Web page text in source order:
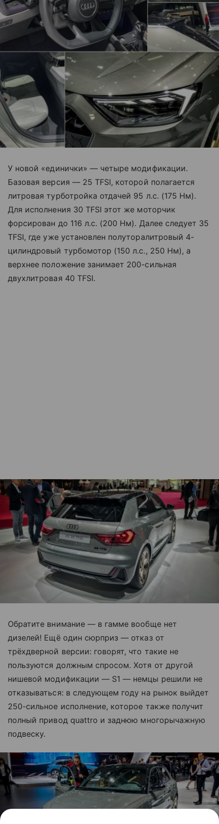
У новой «единички» — четыре модификации.
Базовая версия — 25 TFSI, которой полагается
литровая турботройка отдачей 95 л.с. (175 Нм).
Для исполнения 30 TFSI этот же моторчик
форсирован до 116 л.с. (200 Нм). Далее следует 35
TFSI, где уже установлен полуторалитровый 4-
цилиндровый турбомотор (150 л.с., 250 Нм), а
верхнее положение занимает 200-сильная
двухлитровая 40 TFSI.
Обратите внимание — в гамме вообще нет
дизелей! Ещё один сюрприз — отказ от
трёхдверной версии: говорят, что такие не
пользуются должным спросом. Хотя от другой
нишевой модификации — S1 — немцы решили не
отказываться: в следующем году на рынок выйдет
250-сильное исполнение, которое также получит
полный привод quattro и заднюю многорычажную
подвеску.